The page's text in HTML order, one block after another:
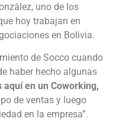
uno de los
hoy trabajan en
en Bolivia.
de Socco cuando
haber hecho algunas
aquí en un Coworking,
de ventas y luego
en la empresa”.